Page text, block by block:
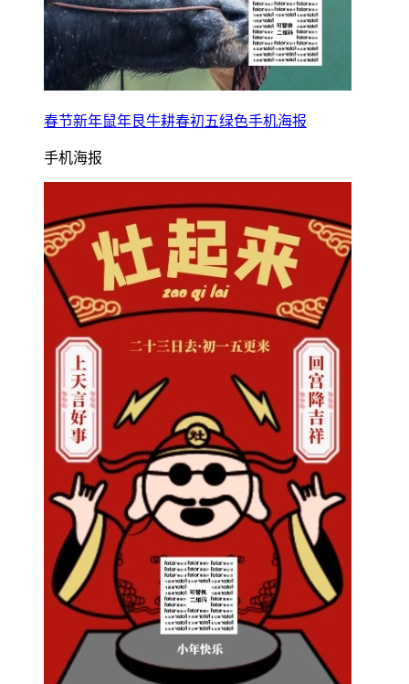
春节新年鼠年艮牛耕春初五绿色手机海报
手机海报